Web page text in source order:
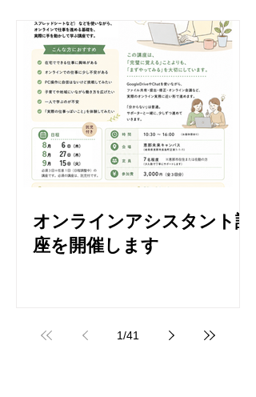
オンラインアシスタント講
座を開催します
1/41